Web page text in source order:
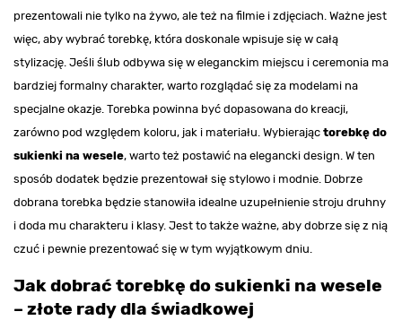
prezentowali nie tylko na żywo, ale też na filmie i zdjęciach. Ważne jest
więc, aby wybrać torebkę, która doskonale wpisuje się w całą
stylizację. Jeśli ślub odbywa się w eleganckim miejscu i ceremonia ma
bardziej formalny charakter, warto rozglądać się za modelami na
specjalne okazje. Torebka powinna być dopasowana do kreacji,
zarówno pod względem koloru, jak i materiału. Wybierając torebkę do
sukienki na wesele, warto też postawić na elegancki design. W ten
sposób dodatek będzie prezentował się stylowo i modnie. Dobrze
dobrana torebka będzie stanowiła idealne uzupełnienie stroju druhny
i doda mu charakteru i klasy. Jest to także ważne, aby dobrze się z nią
czuć i pewnie prezentować się w tym wyjątkowym dniu.
Jak dobrać torebkę do sukienki na wesele
– złote rady dla świadkowej